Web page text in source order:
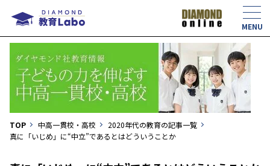
TOP 中高一貫校・高校
2020年代の教育の記事一覧
真に「いじめ」に“中立”であるとはどういうことか